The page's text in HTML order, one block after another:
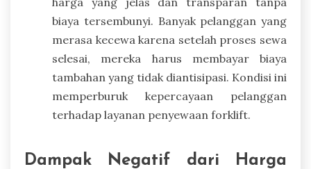
biaya tersembunyi. Banyak pelanggan yang
merasa kecewa karena setelah proses sewa
selesai, mereka harus membayar biaya
tambahan yang tidak diantisipasi. Kondisi ini
memperburuk kepercayaan pelanggan
terhadap layanan penyewaan forklift.
Dampak Negatif dari Harga